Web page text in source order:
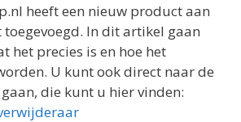
heeft een nieuw product aan
In dit artikel gaan
het precies is en hoe het
U kunt ook direct naar de
die kunt u hier vinden: